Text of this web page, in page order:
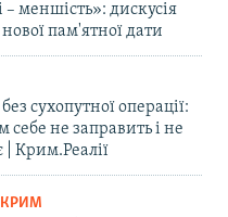
– меншість»: дискусія
пам'ятної дати
сухопутної операції:
себе не заправить і не
| Крим.Реалії
КРИМ